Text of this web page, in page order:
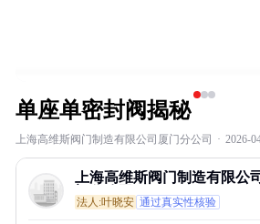
单座单密封阀揭秘
上海高维斯阀门制造有限公司厦门分公司 · 2026-
上海高维斯阀门制造有限公
门分公司
法人:叶晓安 通过真实性核验